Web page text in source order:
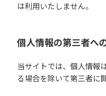
は利用いたしません。
個人情報の第三者へ
当サイトでは、個人情報
る場合を除いて第三者に